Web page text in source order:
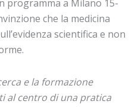
programma a Milano 15-
che la medicina
scientifica e non
e la formazione
al centro di una pratica